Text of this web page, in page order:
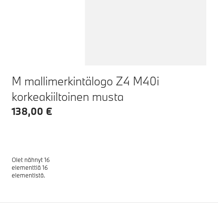
M mallimerkintälogo Z4 M40i
korkeakiiltoinen musta
138,00 €
Olet nähnyt 16
elementtiä 16
elementistä.
Alaviitteet